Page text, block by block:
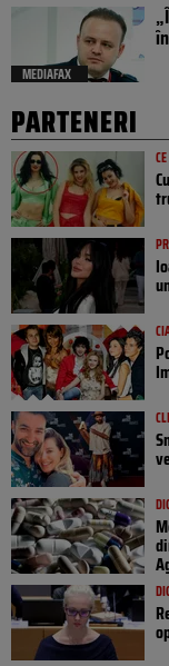
MEDIAFAX
PARTENERI